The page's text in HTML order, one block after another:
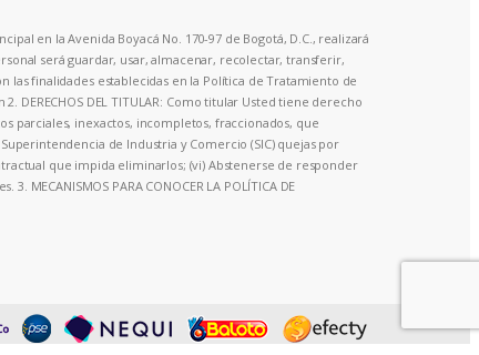
en la Avenida Boyacá No. 170-97 de Bogotá, D.C., realizará
será guardar, usar, almacenar, recolectar, transferir,
finalidades establecidas en la Política de Tratamiento de
DEL TITULAR: Como titular Usted tiene derecho
parciales, inexactos, incompletos, fraccionados, que
de Industria y Comercio (SIC) quejas por
que impida eliminarlos; (vi) Abstenerse de responder
PARA CONOCER LA POLÍTICA DE